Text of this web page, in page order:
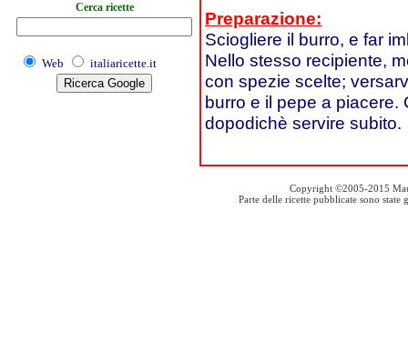
Cerca ricette
Web italiaricette.it
Preparazione:
Sciogliere il burro, e far
Nello stesso recipiente,
con spezie scelte;
burro e il pepe a
dopodichè servire subito.
Copyright ©2005-2015
Parte delle ricette pubblicate sono state